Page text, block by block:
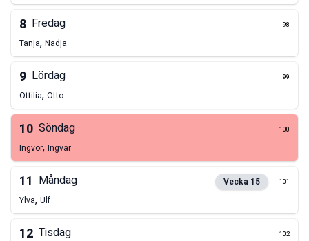
8 Fredag 98
Tanja, Nadja
9 Lördag 99
Ottilia, Otto
10 Söndag 100
Ingvor, Ingvar
11 Måndag Vecka 15 101
Ylva, Ulf
12 Tisdag 102